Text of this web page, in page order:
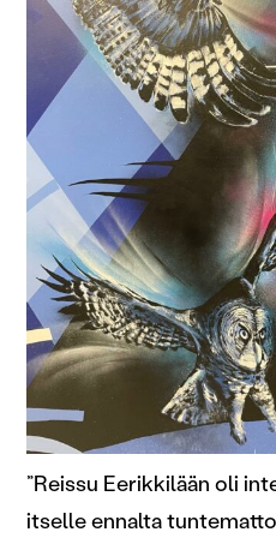
sivustoamme.
tietoja muihin tietoihin, joita
kerätty, kun olet käyttänyt
”Reissu Eerikkilään oli
itselle ennalta